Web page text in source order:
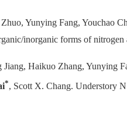
Yunying Fang, Youchao
inorganic forms of
Jiang, Haikuo Zhang, Yunying
*, Scott X. Chang. Understory